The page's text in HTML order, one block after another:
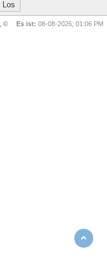
Es ist: 08-08-2026, 01:06 PM
, ©